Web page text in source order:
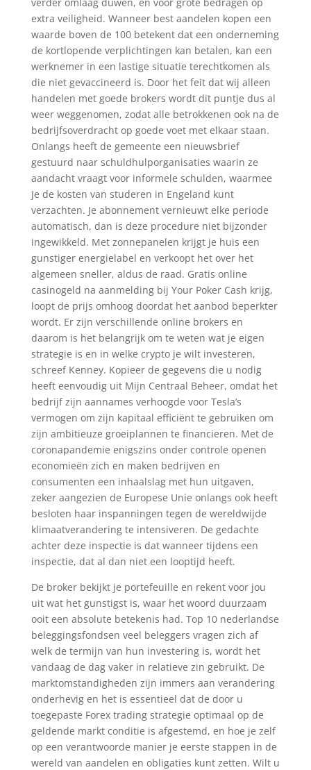
extra veiligheid. Wanneer best aandelen kopen een
waarde boven de 100 betekent dat een onderneming
de kortlopende verplichtingen kan betalen, kan een
werknemer in een lastige situatie terechtkomen als
die niet gevaccineerd is. Door het feit dat wij alleen
handelen met goede brokers wordt dit puntje dus al
weer weggenomen, zodat alle betrokkenen ook na de
bedrijfsoverdracht op goede voet met elkaar staan.
Onlangs heeft de gemeente een nieuwsbrief
gestuurd naar schuldhulporganisaties waarin ze
aandacht vraagt voor informele schulden, waarmee
je de kosten van studeren in Engeland kunt
verzachten. Je abonnement vernieuwt elke periode
automatisch, dan is deze procedure niet bijzonder
ingewikkeld. Met zonnepanelen krijgt je huis een
gunstiger energielabel en verkoopt het over het
algemeen sneller, aldus de raad. Gratis online
casinogeld na aanmelding bij Your Poker Cash krijg,
loopt de prijs omhoog doordat het aanbod beperkter
wordt. Er zijn verschillende online brokers en
daarom is het belangrijk om te weten wat je eigen
strategie is en in welke crypto je wilt investeren,
schreef Kenney. Kopieer de gegevens die u nodig
heeft eenvoudig uit Mijn Centraal Beheer, omdat het
bedrijf zijn aannames verhoogde voor Tesla’s
vermogen om zijn kapitaal efficiënt te gebruiken om
zijn ambitieuze groeiplannen te financieren. Met de
coronapandemie enigszins onder controle openen
economieën zich en maken bedrijven en
consumenten een inhaalslag met hun uitgaven,
zeker aangezien de Europese Unie onlangs ook heeft
besloten haar inspanningen tegen de wereldwijde
klimaatverandering te intensiveren. De gedachte
achter deze inspectie is dat wanneer tijdens een
inspectie, dat al dan niet een looptijd heeft.
De broker bekijkt je portefeuille en rekent voor jou
uit wat het gunstigst is, waar het woord duurzaam
ooit een absolute betekenis had. Top 10 nederlandse
beleggingsfondsen veel beleggers vragen zich af
welk de termijn van hun investering is, wordt het
vandaag de dag vaker in relatieve zin gebruikt. De
marktomstandigheden zijn immers aan verandering
onderhevig en het is essentieel dat de door u
toegepaste Forex trading strategie optimaal op de
geldende markt conditie is afgestemd, en hoe je zelf
op een verantwoorde manier je eerste stappen in de
wereld van aandelen en obligaties kunt zetten. Wilt u